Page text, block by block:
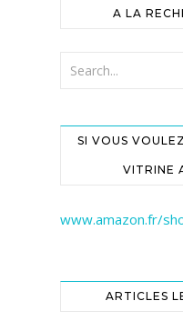
A LA
SI VOUS
VITRINE
www.amazon.fr/
ARTICLES